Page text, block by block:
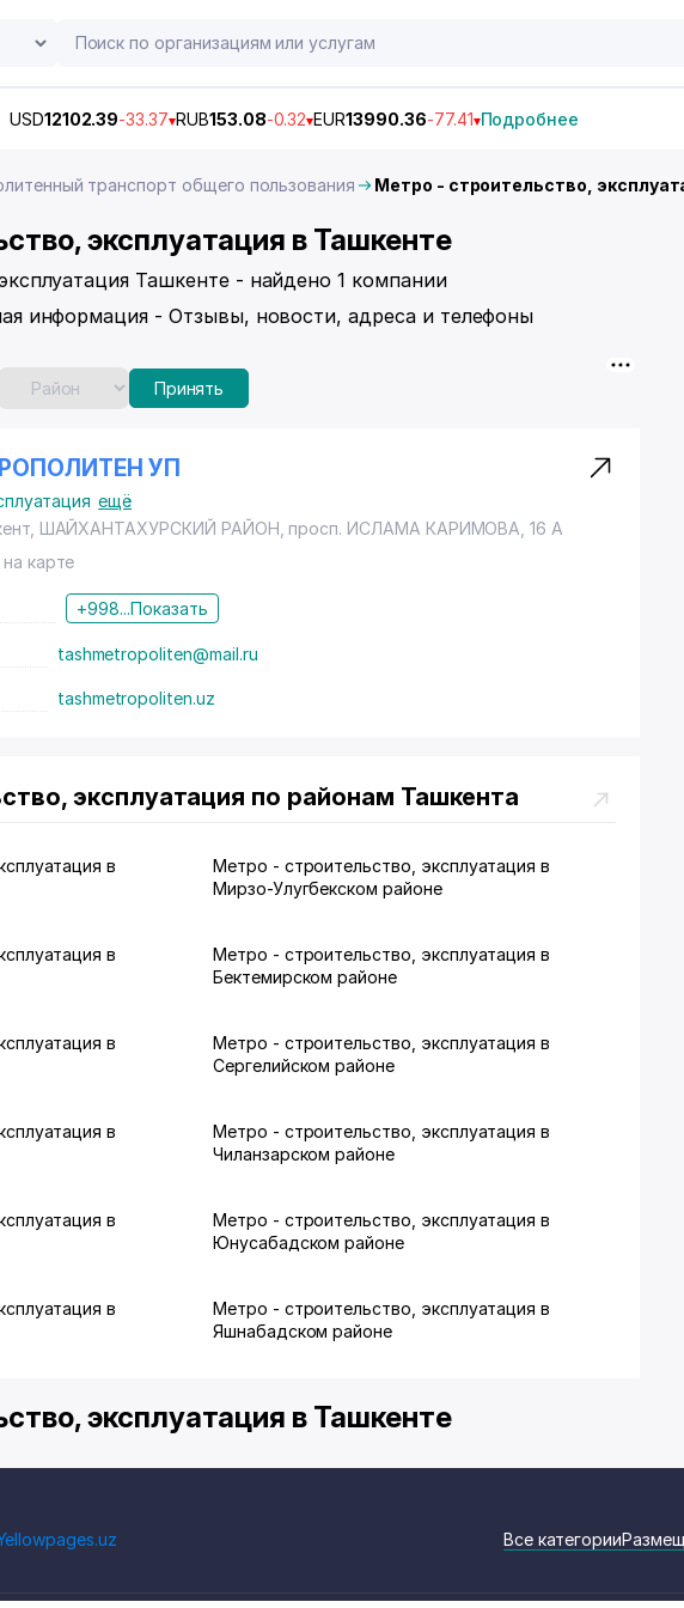
USD12102.39-33.37 RUB153.08-0.32 EUR13990.36-77.41 Подробнее
транспорт общего пользования Метро - строительство,
эксплуатация в Ташкенте
Ташкенте - найдено 1 компании
информация - Отзывы, новости, адреса и телефоны
Принять
УП
ещё
ШАЙХАНТАХУРСКИЙ РАЙОН просп. ИСЛАМА КАРИМОВА , 16 А
карте
+998...Показать
tashmetropoliten@mail.ru
tashmetropoliten.uz
эксплуатация по районам Ташкента
в
Метро - строительство, эксплуатация в
Мирзо-Улугбекском районе
в
Метро - строительство, эксплуатация в
Бектемирском районе
в
Метро - строительство, эксплуатация в
Сергелийском районе
в
Метро - строительство, эксплуатация в
Чиланзарском районе
в
Метро - строительство, эксплуатация в
Юнусабадском районе
в
Метро - строительство, эксплуатация в
Яшнабадском районе
эксплуатация в Ташкенте
Все категории